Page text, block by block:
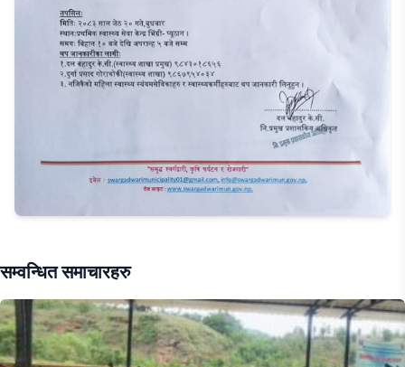
सम्वन्धित समाचारहरु